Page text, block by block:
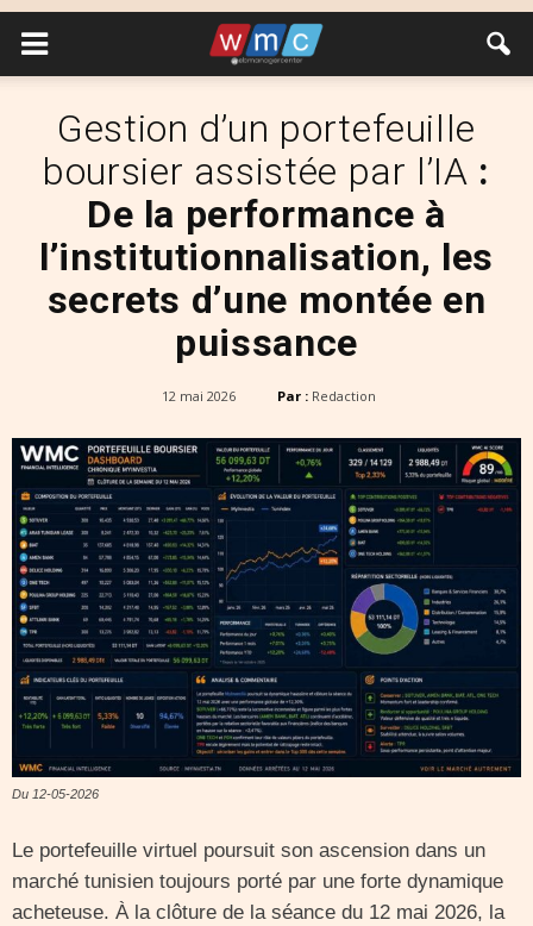
Gestion d’un portefeuille
boursier assistée par l’IA :
De la performance à
l’institutionnalisation, les
secrets d’une montée en
puissance
12 mai 2026 Par : Redaction
Du 12-05-2026
Le portefeuille virtuel poursuit son ascension dans un
marché tunisien toujours porté par une forte dynamique
acheteuse. À la clôture de la séance du 12 mai 2026, la